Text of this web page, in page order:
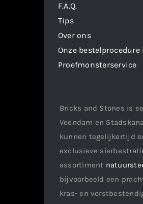
F.A.Q.
Tips
Over ons
Onze bestelprocedure
Proefmonsterservice
Bricks and Stones is
Veendam en
kunnen tegelijkertijd
exclusieve
assortiment
bijvoorbeeld een
kras- en